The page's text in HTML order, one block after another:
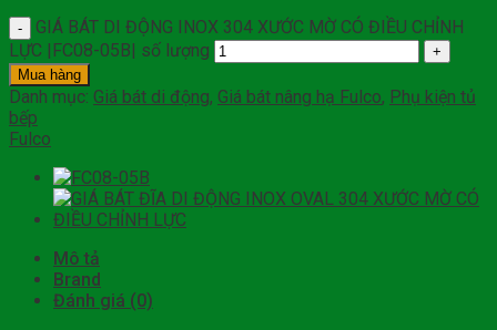
GIÁ BÁT DI ĐỘNG INOX 304 XƯỚC MỜ CÓ ĐIỀU CHỈNH
LỰC |FC08-05B| số lượng
Mua hàng
Danh mục: Giá bát di động, Giá bát nâng hạ Fulco, Phụ kiện tủ
bếp
Fulco
Mô tả
Brand
Đánh giá (0)